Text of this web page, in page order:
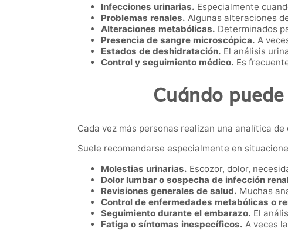
Infecciones urinarias. Especialmente
Problemas renales. Algunas alteraciones
Alteraciones metabólicas. Determinados
Presencia de sangre microscópica. A
Estados de deshidratación. El análisis
Control y seguimiento médico. Es
Cuándo
Cada vez más personas realizan una analítica
Suele recomendarse especialmente en
Molestias urinarias. Escozor, dolor,
Dolor lumbar o sospecha de infección
Revisiones generales de salud. Muchas
Control de enfermedades metabólicas o
Seguimiento durante el embarazo. El
Fatiga o síntomas inespecíficos. A veces